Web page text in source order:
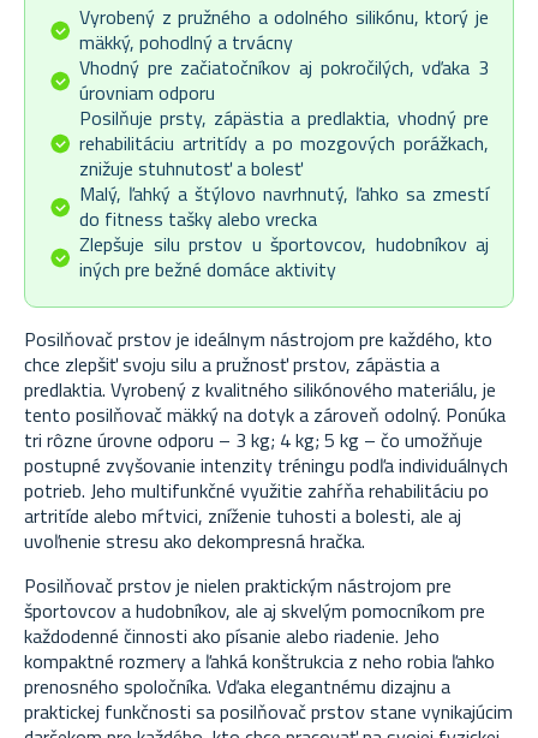
Vyrobený z pružného a odolného silikónu, ktorý je
mäkký, pohodlný a trvácny
Vhodný pre začiatočníkov aj pokročilých, vďaka 3
úrovniam odporu
Posilňuje prsty, zápästia a predlaktia, vhodný pre
rehabilitáciu artritídy a po mozgových porážkach,
znižuje stuhnutosť a bolesť
Malý, ľahký a štýlovo navrhnutý, ľahko sa zmestí
do fitness tašky alebo vrecka
Zlepšuje silu prstov u športovcov, hudobníkov aj
iných pre bežné domáce aktivity
Posilňovač prstov je ideálnym nástrojom pre každého, kto
chce zlepšiť svoju silu a pružnosť prstov, zápästia a
predlaktia. Vyrobený z kvalitného silikónového materiálu, je
tento posilňovač mäkký na dotyk a zároveň odolný. Ponúka
tri rôzne úrovne odporu – 3 kg; 4 kg; 5 kg – čo umožňuje
postupné zvyšovanie intenzity tréningu podľa individuálnych
potrieb. Jeho multifunkčné využitie zahŕňa rehabilitáciu po
artritíde alebo mŕtvici, zníženie tuhosti a bolesti, ale aj
uvoľnenie stresu ako dekompresná hračka.
Posilňovač prstov je nielen praktickým nástrojom pre
športovcov a hudobníkov, ale aj skvelým pomocníkom pre
každodenné činnosti ako písanie alebo riadenie. Jeho
kompaktné rozmery a ľahká konštrukcia z neho robia ľahko
prenosného spoločníka. Vďaka elegantnému dizajnu a
praktickej funkčnosti sa posilňovač prstov stane vynikajúcim